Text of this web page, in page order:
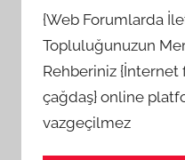
{Web Forumlarda
Topluluğunuzun
Rehberiniz {İnternet
çağdaş} online
vazgeçilmez